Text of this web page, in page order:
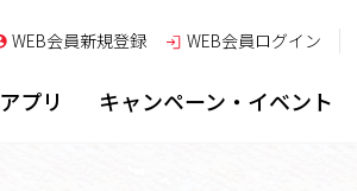
WEB会員新規登録 WEB会員ログイン
アプリ キャンペーン・イベント